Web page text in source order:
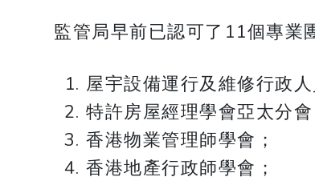
監管局早前已認可了11個專業
屋宇設備運行及維修行政人
特許房屋經理學會亞太分會
香港物業管理師學會；
香港地產行政師學會；